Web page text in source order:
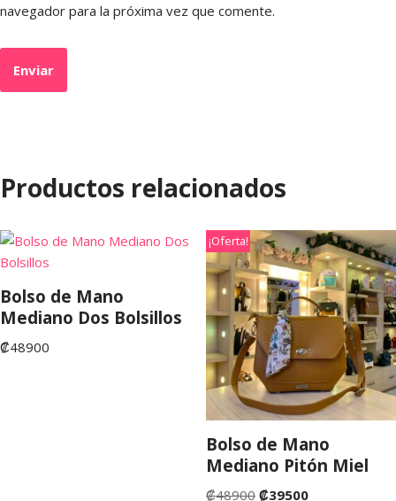
navegador para la próxima vez que comente.
Productos relacionados
Bolso de Mano
Mediano Dos Bolsillos
₡48900
¡Oferta!
Bolso de Mano
Mediano Pitón Miel
₡48900 ₡39500